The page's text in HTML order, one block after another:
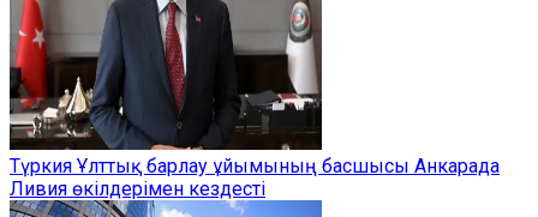
Түркия Ұлттық барлау ұйымының басшысы Анкарада
Ливия өкілдерімен кездесті